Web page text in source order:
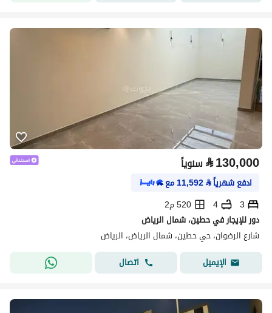
⃁130,000 سنوياً
ادفع شهرياً⃁
11,592مع
3
4
520 م2
دور للإيجار في حطين، شمال الرياض
شارع الرضوان، حي حطين، شمال الرياض، الرياض
الإيميل
اتصال